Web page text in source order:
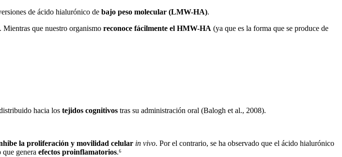
de ácido hialurónico de bajo peso molecular (LMW-HA).
que nuestro organismo reconoce fácilmente el HMW-HA (ya que es la forma que se produce de
hacia los tejidos cognitivos tras su administración oral (Balogh et al., 2008).
la proliferación y movilidad celular in vivo. Por el contrario, se ha observado que el ácido hialurónico
que genera efectos proinflamatorios.⁶